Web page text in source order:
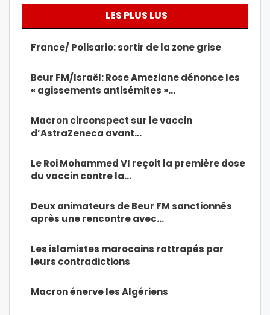
LES PLUS LUS
France/ Polisario: sortir de la zone grise
Beur FM/Israël: Rose Ameziane dénonce les
« agissements antisémites »…
Macron circonspect sur le vaccin
d’AstraZeneca avant…
Le Roi Mohammed VI reçoit la première dose
du vaccin contre la…
Deux animateurs de Beur FM sanctionnés
après une rencontre avec…
Les islamistes marocains rattrapés par
leurs contradictions
Macron énerve les Algériens